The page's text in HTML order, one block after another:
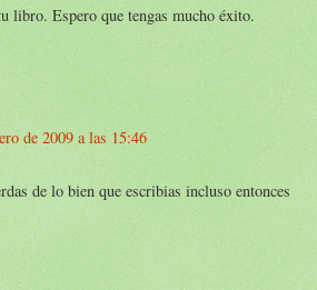
libro. Espero que tengas mucho éxito.
de 2009 a las 15:46
de lo bien que escribias incluso entonces